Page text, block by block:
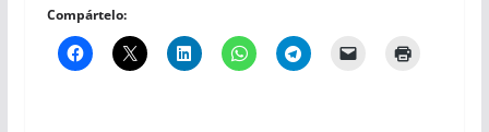
Compártelo: